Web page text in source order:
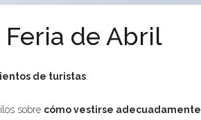
de Abril
de turistas
sobre cómo vestirse adecuadamente